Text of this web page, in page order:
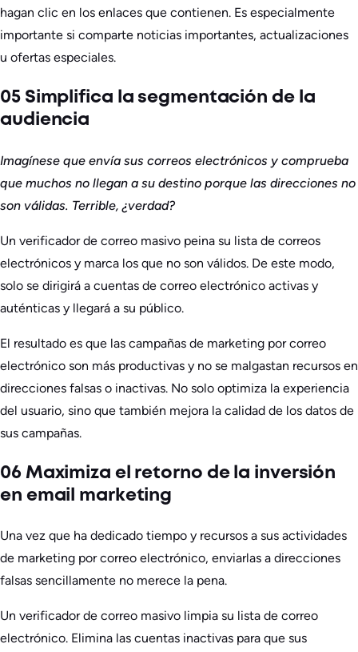
hagan clic en los enlaces que contienen. Es especialmente
importante si comparte noticias importantes, actualizaciones
u ofertas especiales.
05 Simplifica la segmentación de la
audiencia
Imagínese que envía sus correos electrónicos y comprueba
que muchos no llegan a su destino porque las direcciones no
son válidas. Terrible, ¿verdad?
Un verificador de correo masivo peina su lista de correos
electrónicos y marca los que no son válidos. De este modo,
solo se dirigirá a cuentas de correo electrónico activas y
auténticas y llegará a su público.
El resultado es que las campañas de marketing por correo
electrónico son más productivas y no se malgastan recursos en
direcciones falsas o inactivas. No solo optimiza la experiencia
del usuario, sino que también mejora la calidad de los datos de
sus campañas.
06 Maximiza el retorno de la inversión
en email marketing
Una vez que ha dedicado tiempo y recursos a sus actividades
de marketing por correo electrónico, enviarlas a direcciones
falsas sencillamente no merece la pena.
Un verificador de correo masivo limpia su lista de correo
electrónico. Elimina las cuentas inactivas para que sus